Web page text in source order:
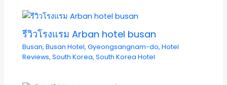
รีวิวโรงแรม Arban hotel busan
Busan,Busan Hotel,Gyeongsangnam-do,Hotel
Reviews,South Korea,South Korea Hotel